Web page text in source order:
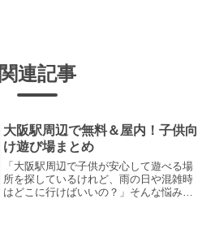
関連記事
大阪駅周辺で無料＆屋内！子供向
け遊び場まとめ
「大阪駅周辺で子供が安心して遊べる場
所を探しているけれど、雨の日や混雑時
はどこに行けばいいの？」そんな悩みを